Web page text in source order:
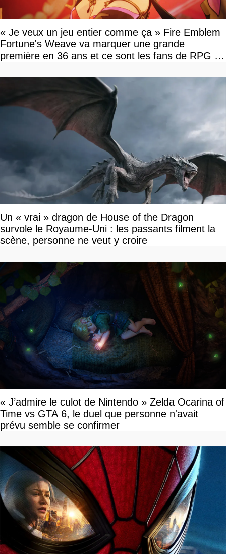
« Je veux un jeu entier comme ça » Fire Emblem
Fortune's Weave va marquer une grande
première en 36 ans et ce sont les fans de RPG en
Un « vrai » dragon de House of the Dragon
survole le Royaume-Uni : les passants filment la
scène, personne ne veut y croire
« J’admire le culot de Nintendo » Zelda Ocarina of
Time vs GTA 6, le duel que personne n'avait
prévu semble se confirmer